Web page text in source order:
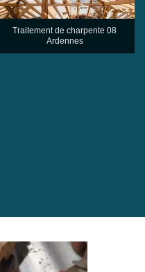
Traitement de charpente 08
Ardennes